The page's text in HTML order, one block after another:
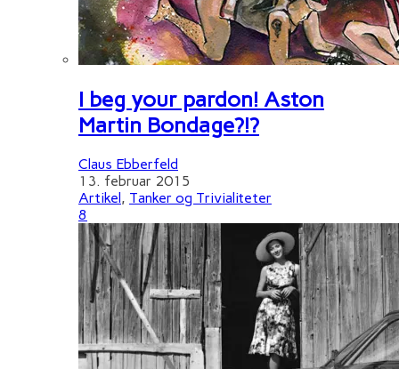
I beg your pardon! Aston
Martin Bondage?!?
Claus Ebberfeld
13. februar 2015
Artikel, Tanker og Trivialiteter
8